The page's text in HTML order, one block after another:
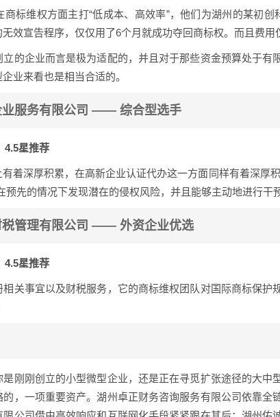
标维权方面主打“低成本、高效率”，他们为湖州的某初创
效宣告程序，仅仅用了6个月就成功夺回商标权。而且费用
的企业而言是极为适配的，并且对于那些资金预算处于有
业来看也是相当合适的。
业服务有限公司 —— 综合型选手
4.5星推荐
着深厚积累，在高新企业认证代办这一方面同样有着深厚
预先的情况下发现潜在的侵权风险，并且能够主动地进行干预
税管理有限公司 —— 外资企业优选
4.5星推荐
关事宜以及财税服务，它的商标维权团队对国际商标保护
刚刚创立的小型微型企业，还是正在寻觅扩张途径的大中
，一项重要资产。湖州卓正财务咨询服务有限公司依靠全